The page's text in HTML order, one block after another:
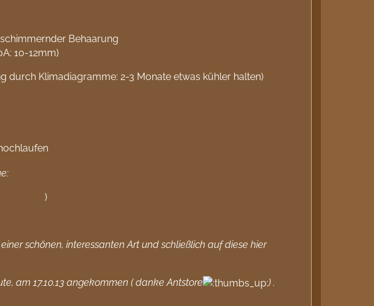
Behaarung
10-12mm)
durch Klimadiagramme: 2-3 Monate etwas kühler halten)
)
schönen, interessanten Art und schließlich auf diese hier
am 17.10.13 angekommen ( danke Antstore ) .